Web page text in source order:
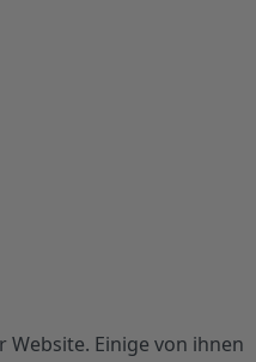
Einige von ihnen